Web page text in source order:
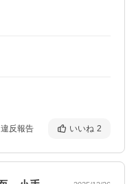
違反報告 いいね 2